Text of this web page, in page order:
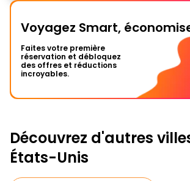
Voyagez Smart,
Faites votre première
réservation et débloquez
des offres et réductions
incroyables.
Découvrez d'autres
États-Unis